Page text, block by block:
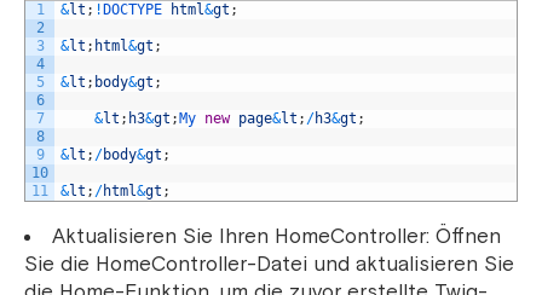
1
2
3
4
5
6
7
8
9
10
11
&lt ; ! DOCTYPE html&gt ;
&lt ; html&gt ;
&lt ; body&gt ;
&lt ; h3&gt ; My new page&lt ; /h3&gt ;
&lt ; /body&gt ;
&lt ; /html&gt ;
Aktualisieren Sie Ihren HomeController: Öffnen
Sie die HomeController-Datei und aktualisieren Sie